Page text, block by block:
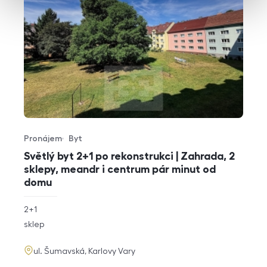
Světlý byt 2+1 po rekonstrukci | Zahrada, 2
sklepy, meandr i centrum pár minut od
domu
Typ nabídky
Pronájem
Typ nemovitosti
Byt
rozměry
2+1
funkce
sklep
adresa
ul. Šumavská, Karlovy Vary